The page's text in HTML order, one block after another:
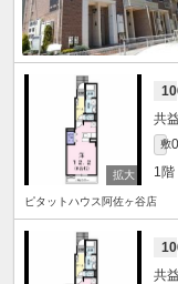
敷
1階
ピタットハウス阿佐ヶ谷店